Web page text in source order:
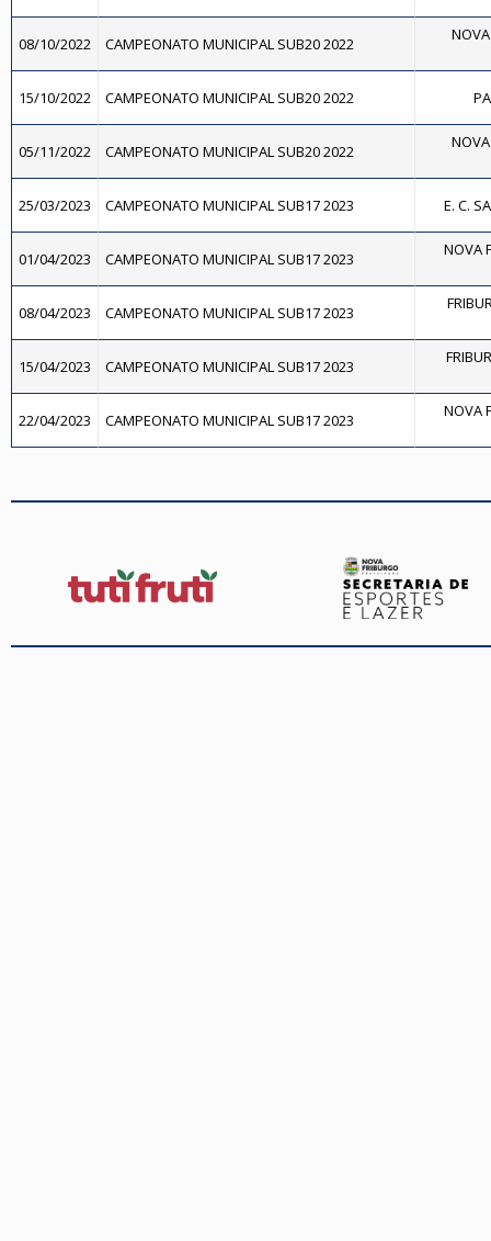
08/10/2022 CAMPEONATO MUNICIPAL SUB20 2022
15/10/2022 CAMPEONATO MUNICIPAL SUB20 2022
05/11/2022 CAMPEONATO MUNICIPAL SUB20 2022
25/03/2023 CAMPEONATO MUNICIPAL SUB17 2023 E. C.
01/04/2023 CAMPEONATO MUNICIPAL SUB17 2023 NOVA
08/04/2023 CAMPEONATO MUNICIPAL SUB17 2023
15/04/2023 CAMPEONATO MUNICIPAL SUB17 2023
22/04/2023 CAMPEONATO MUNICIPAL SUB17 2023 NOVA